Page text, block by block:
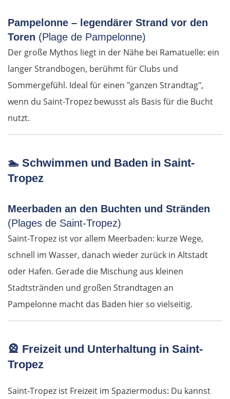
Pampelonne – legendärer Strand vor den
Toren (Plage de Pampelonne)
Der große Mythos liegt in der Nähe bei Ramatuelle: ein
langer Strandbogen, berühmt für Clubs und
Sommergefühl. Ideal für einen "ganzen Strandtag",
wenn du Saint-Tropez bewusst als Basis für die Bucht
nutzt.
🏊 Schwimmen und Baden in Saint-
Tropez
Meerbaden an den Buchten und Stränden
(Plages de Saint-Tropez)
Saint-Tropez ist vor allem Meerbaden: kurze Wege,
schnell im Wasser, danach wieder zurück in Altstadt
oder Hafen. Gerade die Mischung aus kleinen
Stadtstränden und großen Strandtagen an
Pampelonne macht das Baden hier so vielseitig.
🎡 Freizeit und Unterhaltung in Saint-
Tropez
Saint-Tropez ist Freizeit im Spaziermodus: Du kannst
Deutschland Ost
Frankfurt (Oder)
Fürstenwalde
Berlin
Spreewald
Dresden
Pirna
Sächsische Schweiz
Ústí nad Labem
Mělník